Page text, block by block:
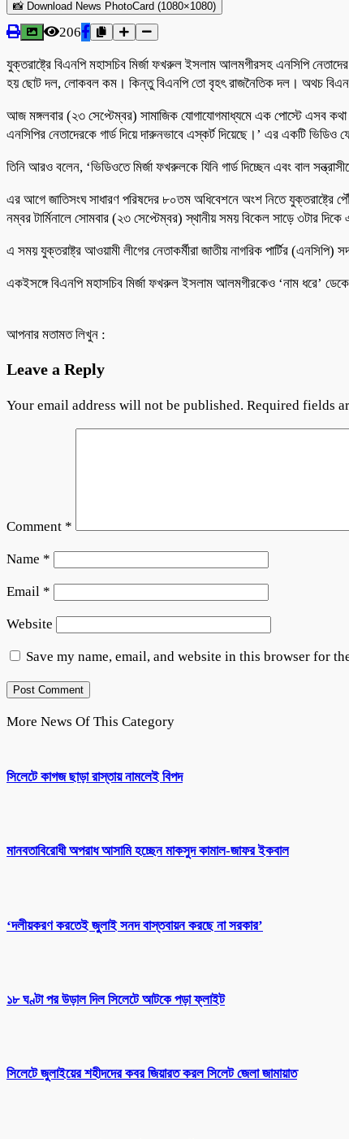
📸 Download News PhotoCard (1080×1080)
206
যুক্তরাষ্ট্রে বিএনপি মহাসচিব মির্জা ফখরুল ইসলাম আলমগীরসহ এনসিপি নেতাদের
হয় ছোট দল, লোকবল কম। কিন্তু বিএনপি তো বৃহৎ রাজনৈতিক দল। অথচ বিএনপি
আজ মঙ্গলবার (২৩ সেপ্টেম্বর) সামাজিক যোগাযোগমাধ্যমে এক পোস্টে এসব কথা
এনসিপির নেতাদেরকে গার্ড দিয়ে দারুনভাবে এস্কর্ট দিয়েছে।’ এর একটি ভিডিও
তিনি আরও বলেন, ‘ভিডিওতে মির্জা ফখরুলকে যিনি গার্ড দিচ্ছেন এবং বাল
এর আগে জাতিসংঘ সাধারণ পরিষদের ৮০তম অধিবেশনে অংশ নিতে যুক্তরাষ্ট্রে
নম্বর টার্মিনালে সোমবার (২৩ সেপ্টেম্বর) স্থানীয় সময় বিকেল সাড়ে ৩টার দিকে
এ সময় যুক্তরাষ্ট্র আওয়ামী লীগের নেতাকর্মীরা জাতীয় নাগরিক পার্টির
একইসঙ্গে বিএনপি মহাসচিব মির্জা ফখরুল ইসলাম আলমগীরকেও ‘নাম ধরে’
আপনার মতামত লিখুন :
Leave a Reply
Your email address will not be published. Required fields
Comment *
Name *
Email *
Website
Save my name, email, and website in this browser for
More News Of This Category
সিলেটে কাগজ ছাড়া রাস্তায় নামলেই বিপদ
মানবতাবিরোধী অপরাধ আসামি হচ্ছেন মাকসুদ কামাল-জাফর ইকবাল
‘দলীয়করণ করতেই জুলাই সনদ বাস্তবায়ন করছে না সরকার’
১৮ ঘণ্টা পর উড়াল দিল সিলেটে আটকে পড়া ফ্লাইট
সিলেটে জুলাইয়ের শহীদদের কবর জিয়ারত করল সিলেট জেলা জামায়াত